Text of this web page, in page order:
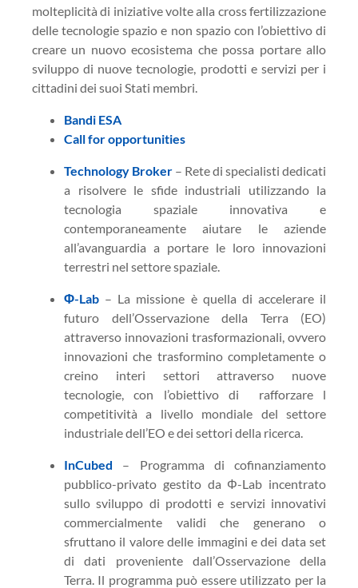
molteplicità di iniziative volte alla cross fertilizzazione
delle tecnologie spazio e non spazio con l’obiettivo di
creare un nuovo ecosistema che possa portare allo
sviluppo di nuove tecnologie, prodotti e servizi per i
cittadini dei suoi Stati membri.
Bandi ESA
Call for opportunities
Technology Broker – Rete di specialisti dedicati
a risolvere le sfide industriali utilizzando la
tecnologia spaziale innovativa e
contemporaneamente aiutare le aziende
all’avanguardia a portare le loro innovazioni
terrestri nel settore spaziale.
Φ-Lab – La missione è quella di accelerare il
futuro dell’Osservazione della Terra (EO)
attraverso innovazioni trasformazionali, ovvero
innovazioni che trasformino completamente o
creino interi settori attraverso nuove
tecnologie, con l’obiettivo di rafforzare l
competitività a livello mondiale del settore
industriale dell’EO e dei settori della ricerca.
InCubed – Programma di cofinanziamento
pubblico-privato gestito da Φ-Lab incentrato
sullo sviluppo di prodotti e servizi innovativi
commercialmente validi che generano o
sfruttano il valore delle immagini e dei data set
di dati proveniente dall’Osservazione della
Terra. Il programma può essere utilizzato per la